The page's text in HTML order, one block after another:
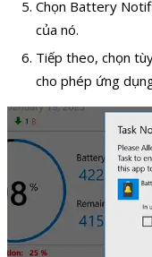
Chọn Battery
của nó.
Tiếp theo, chọn
cho phép ứng